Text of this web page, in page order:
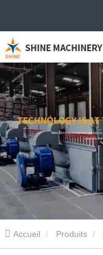
Accueil Produits